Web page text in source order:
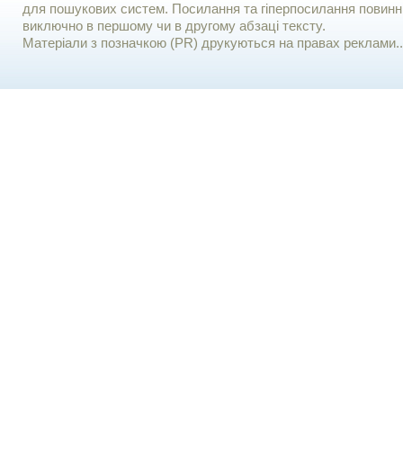
для пошукових систем. Посилання та гіперпосилання
виключно в першому чи в другому абзаці тексту.
Матеріали з позначкою (PR) друкуються на правах реклами..